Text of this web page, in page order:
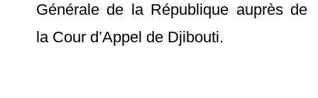
Générale de la République auprès de
la Cour d’Appel de Djibouti.